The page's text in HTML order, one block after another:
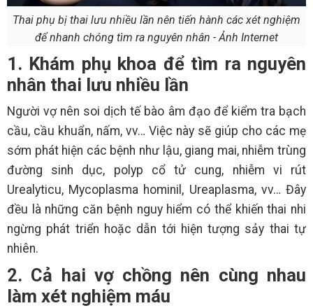
Thai phụ bị thai lưu nhiều lần nên tiến hành các xét nghiệm
để nhanh chóng tìm ra nguyên nhân - Ảnh Internet
1. Khám phụ khoa để tìm ra nguyên
nhân thai lưu nhiều lần
Người vợ nên soi dịch tế bào âm đạo để kiểm tra bạch
cầu, cầu khuẩn, nấm, vv… Việc này sẽ giúp cho các mẹ
sớm phát hiện các bệnh như lậu, giang mai, nhiễm trùng
đường sinh dục, polyp cổ tử cung, nhiễm vi rút
Urealyticu, Mycoplasma hominil, Ureaplasma, vv… Đây
đều là những căn bệnh nguy hiểm có thể khiến thai nhi
ngừng phát triển hoặc dẫn tới hiện tượng sảy thai tự
nhiên.
2. Cả hai vợ chồng nên cùng nhau
làm xét nghiệm máu